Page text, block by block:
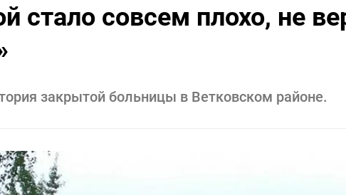
стало совсем плохо, не
закрытой больницы в Ветковском районе.